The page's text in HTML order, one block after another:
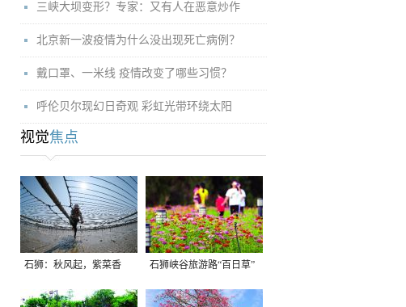
三峡大坝变形？专家：又有人在恶意炒作
北京新一波疫情为什么没出现死亡病例？
戴口罩、一米线 疫情改变了哪些习惯？
呼伦贝尔现幻日奇观 彩虹光带环绕太阳
视觉焦点
石狮：秋风起，紫菜香 石狮峡谷旅游路“百日草”
争相斗艳